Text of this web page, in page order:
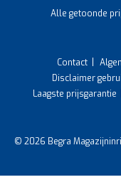
Alle getoonde
Contact
Disclaimer
Laagste prijsgarantie
© 2026 Begra